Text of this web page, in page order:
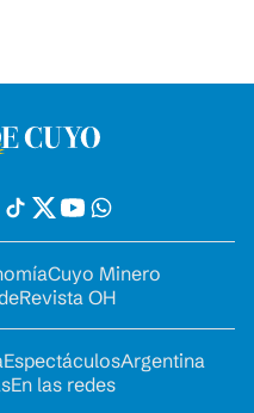
Cuyo Minero
Revista OH
EspectáculosArgentina
En las redes